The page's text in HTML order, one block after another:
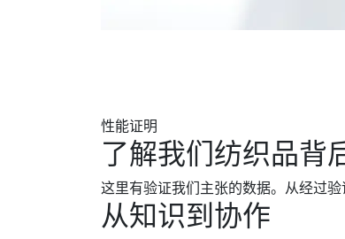
性能证明
了解我们纺织品背
这里有验证我们主张的数据。从经过
从知识到协作